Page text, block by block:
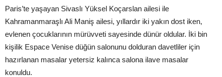
Paris’te yaşayan Sivaslı Yüksel Koçarslan ailesi ile
Kahramanmaraşlı Ali Maniş ailesi, yıllardır iki yakın dost iken,
evlenen çocuklarının mürüvveti sayesinde dünür oldular. İki bin
kişilik Espace Venise düğün salonunu dolduran davetliler için
hazırlanan masalar yetersiz kalınca salona ilave masalar
konuldu.